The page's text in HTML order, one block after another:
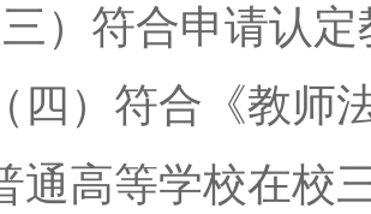
符合申请认定
）符合《教师法
等学校在校三